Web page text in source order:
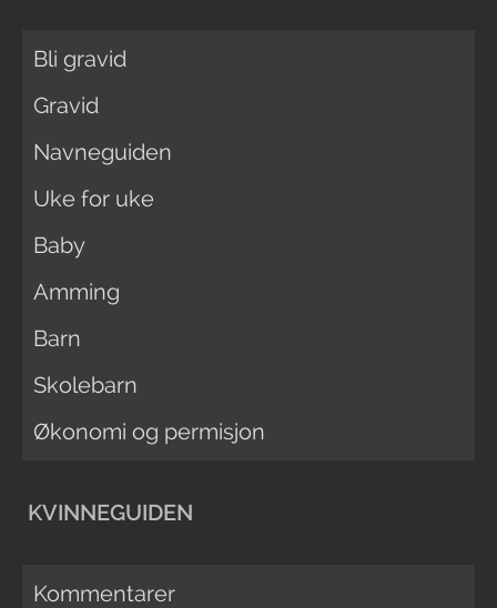
Bli gravid
Gravid
Navneguiden
Uke for uke
Baby
Amming
Barn
Skolebarn
Økonomi og permisjon
KVINNEGUIDEN
Kommentarer